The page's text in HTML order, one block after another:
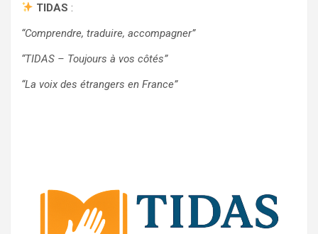
TIDAS :
“Comprendre, traduire, accompagner”
“TIDAS – Toujours à vos côtés”
“La voix des étrangers en France”